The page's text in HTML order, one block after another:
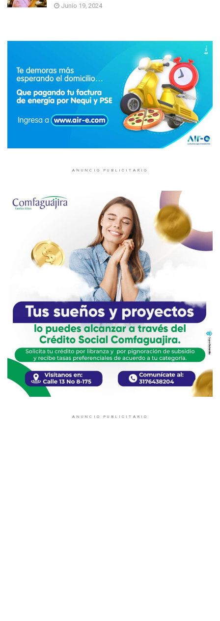
Junio 19, 2024
ANUNCIO PUBLICITARIO
ANUNCIO PUBLICITARIO